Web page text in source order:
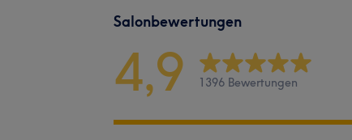
Salonbewertungen
4,9 1396 Bewertungen